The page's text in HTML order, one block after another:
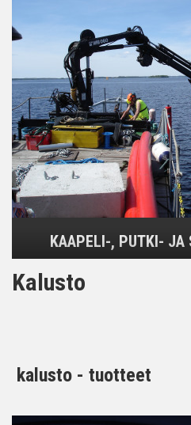
KAAPELI-, PUTKI- JA
Kalusto
kalusto - tuotteet